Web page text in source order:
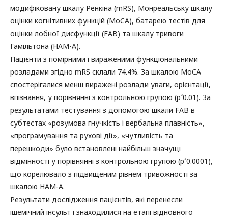
модифіковану шкалу Ренкіна (mRS), Монреальську шкалу
оцінки когнітивних функцій (MoCA), батарею тестів для
оцінки лобної дисфункції (FAB) та шкалу тривоги
Гамільтона (HAM-A).
Пацієнти з помірними і вираженими функціональними
розладами згідно mRS склали 74.4%. За шкалою МоСА
спостерігалися менш виражені розлади уваги, орієнтації,
впізнання, у порівнянні з контрольною групою (p˂0.01). За
результатами тестування з допомогою шкали FAB в
субтестах «розумова гнучкість і вербальна плавність»,
«програмування та рухові дії», «чутливість та
перешкоди» було встановлені найбільш значущі
відмінності у порівнянні з контрольною групою (p˂0.0001),
що корелювало з підвищеним рівнем тривожності за
шкалою HAM-A.
Результати дослідження пацієнтів, які перенесли
ішемічний інсульт і знаходилися на етапі відновного